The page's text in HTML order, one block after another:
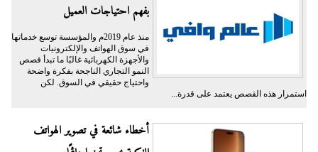
بفهم احتياجات العميل
منذ عام 2019م والمؤسسة توسع خدماتها
في سوق الهواتف والإلكترونيات
والأجهزة الكهربائية غالبًا ما تبدأ قصص
النمو التجاري الناجحة بفكرة واضحة
واحتياج حقيقي في السوق. لكن
استمرار هذه القصص يعتمد على قدرة...
أخطاء شائعة في تصوير الهواتف